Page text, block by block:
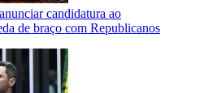
candidatura ao
de braço com Republicanos